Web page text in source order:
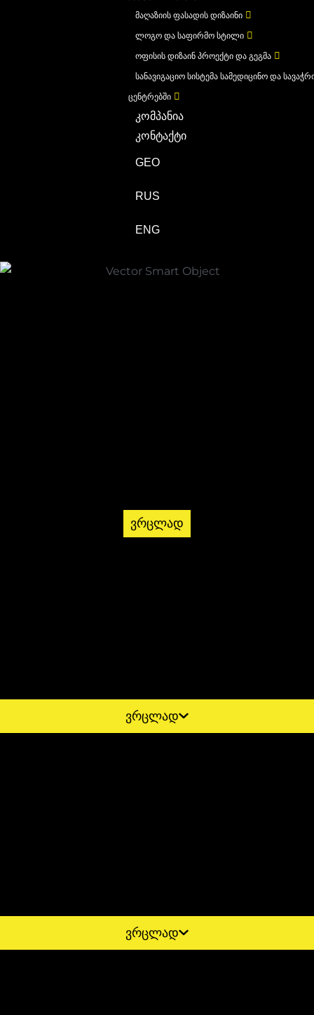
მაღაზიის ფასადის დიზაინი
ლოგო და საფირმო სტილი
ოფისის დიზაინ პროექტი და გეგმა
სანავიგაციო სისტემა სამედიცინო და
ცენტრებში
კომპანია
კონტაქტი
GEO
RUS
ENG
ვრცლად
ვრცლად
ვრცლად